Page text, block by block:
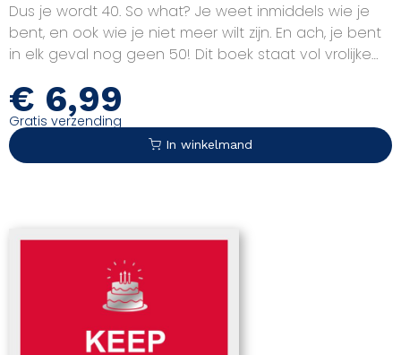
Dus je wordt 40. So what? Je weet inmiddels wie je
bent, en ook wie je niet meer wilt zijn. En ach, je bent
in elk geval nog geen 50! Dit boek staat vol vrolijke
kaarsjes uit te blazen. En ondertussen: keep calm.
€ 6,99
Gratis verzending
In winkelmand